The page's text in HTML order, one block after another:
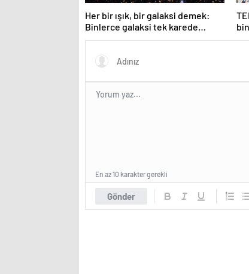
Her bir ışık, bir galaksi demek:
Binlerce galaksi tek karede
görüntülendi
Gönder
En az 10 karakter gerekli